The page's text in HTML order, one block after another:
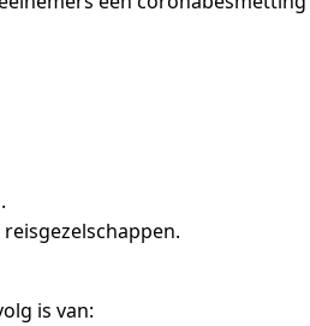
is van: